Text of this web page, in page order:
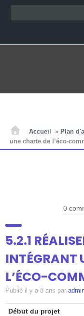
Aller
Accueil » Plan
une charte de l’éco-
0
5.2.1
INTÉGRANT
L’ÉCO-
Publié il y a 8 ans par
Début du projet